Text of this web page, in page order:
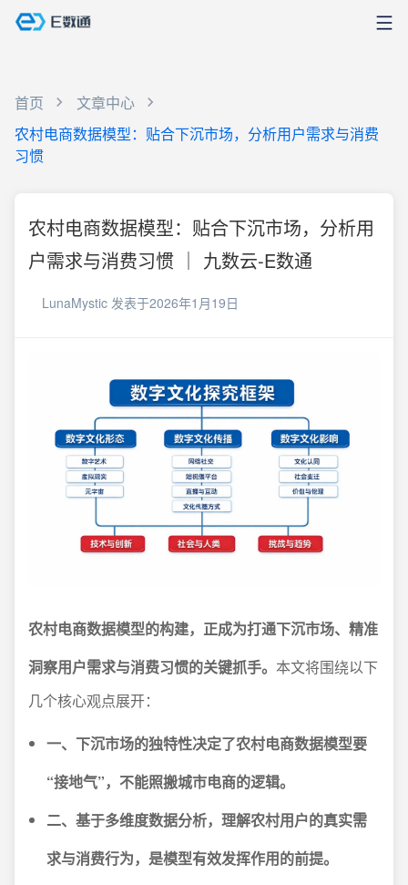
首页
文章中心
农村电商数据模型：贴合下沉市场，分析用户需求与消费
习惯
农村电商数据模型：贴合下沉市场，分析用
户需求与消费习惯 ｜ 九数云-E数通
LunaMystic 发表于2026年1月19日
农村电商数据模型的构建，正成为打通下沉市场、精准
洞察用户需求与消费习惯的关键抓手。 本文将围绕以下
几个核心观点展开：
一、下沉市场的独特性决定了农村电商数据模型要
“接地气”，不能照搬城市电商的逻辑。
二、基于多维度数据分析，理解农村用户的真实需
求与消费行为，是模型有效发挥作用的前提。